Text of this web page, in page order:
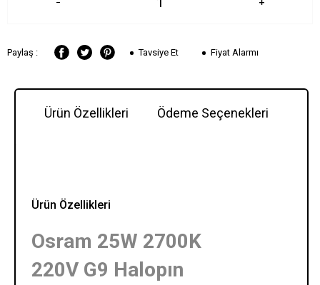
Paylaş : Tavsiye Et Fiyat Alarmı
Ürün Özellikleri Ödeme Seçenekleri
Ürün Özellikleri
Osram 25W 2700K
220V G9 Halopın